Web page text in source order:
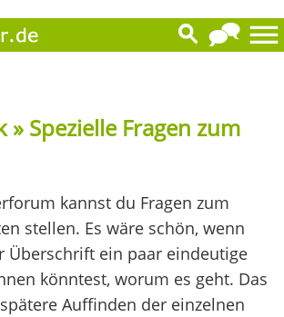
Spezielle Fragen zum
kannst du Fragen zum
stellen. Es wäre schön, wenn
Überschrift ein paar eindeutige
könntest, worum es geht. Das
Auffinden der einzelnen